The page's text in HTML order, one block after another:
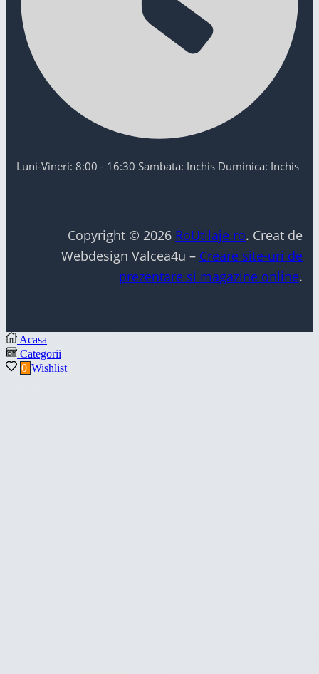
Luni-Vineri: 8:00 - 16:30 Sambata: Inchis Duminica: Inchis
Copyright © 2026 RoUtilaje.ro. Creat de
Webdesign Valcea4u – Creare site-uri de
prezentare si magazine online.
Acasa
Categorii
0 Wishlist